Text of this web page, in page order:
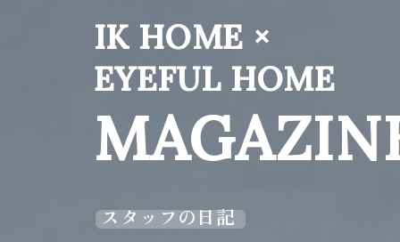
IK HOME ×
EYEFUL HOME
スタッフの日記